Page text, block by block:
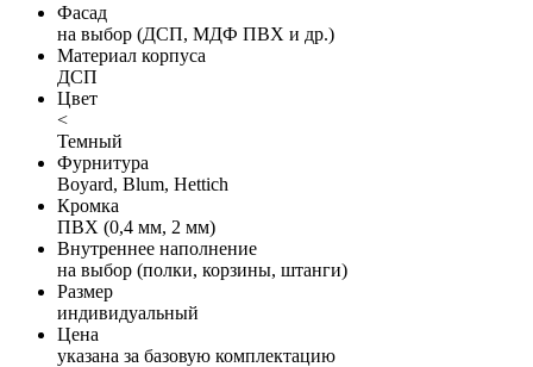
Фасад
на выбор (ДСП, МДФ ПВХ и др.)
Материал корпуса
ДСП
Цвет
<
Темный
Фурнитура
Boyard, Blum, Hettich
Кромка
ПВХ (0,4 мм, 2 мм)
Внутреннее наполнение
на выбор (полки, корзины, штанги)
Размер
индивидуальный
Цена
указана за базовую комплектацию